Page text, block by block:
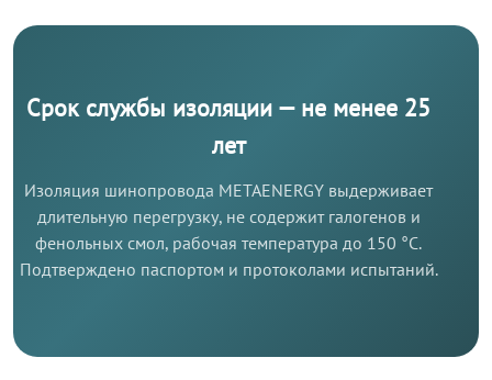
Срок службы изоляции — не менее 25
лет
Изоляция шинопровода METAENERGY выдерживает
длительную перегрузку, не содержит галогенов и
фенольных смол, рабочая температура до 150 °C.
Подтверждено паспортом и протоколами испытаний.